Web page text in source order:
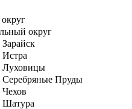
округ
Луховицы
Пруды
Шатура